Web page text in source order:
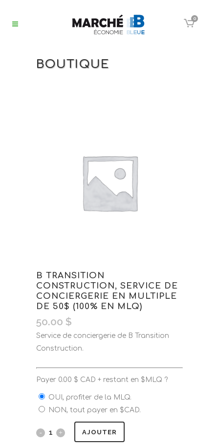
0
BOUTIQUE
B TRANSITION
CONSTRUCTION, SERVICE DE
CONCIERGERIE EN MULTIPLE
DE 50$ (100% EN MLQ)
50.00 $
Service de conciergerie de B Transition
Construction.
Payer 0.00 $ CAD + restant en $MLQ ?
OUI, profiter de la MLQ.
NON, tout payer en $CAD.
AJOUTER